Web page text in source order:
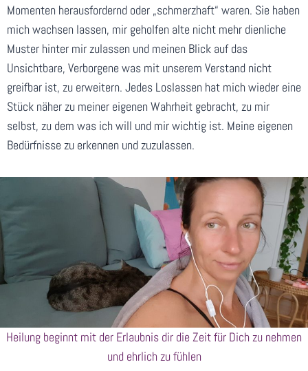
Momenten herausfordernd oder „schmerzhaft“ waren. Sie haben
mich wachsen lassen, mir geholfen alte nicht mehr dienliche
Muster hinter mir zulassen und meinen Blick auf das
Unsichtbare, Verborgene was mit unserem Verstand nicht
greifbar ist, zu erweitern. Jedes Loslassen hat mich wieder eine
Stück näher zu meiner eigenen Wahrheit gebracht, zu mir
selbst, zu dem was ich will und mir wichtig ist. Meine eigenen
Bedürfnisse zu erkennen und zuzulassen.
Heilung beginnt mit der Erlaubnis dir die Zeit für Dich zu nehmen
und ehrlich zu fühlen